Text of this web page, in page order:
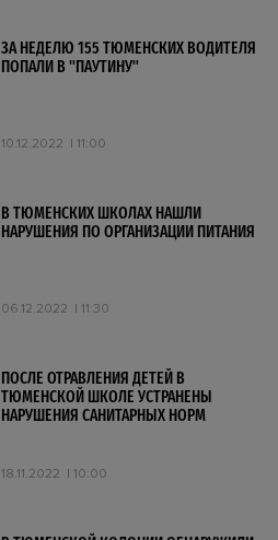
ЗА НЕДЕЛЮ 155 ТЮМЕНСКИХ ВОДИТЕЛЯ
ПОПАЛИ В "ПАУТИНУ"
10.12.2022 11:00
В ТЮМЕНСКИХ ШКОЛАХ НАШЛИ
НАРУШЕНИЯ ПО ОРГАНИЗАЦИИ ПИТАНИЯ
06.12.2022 11:30
ПОСЛЕ ОТРАВЛЕНИЯ ДЕТЕЙ В
ТЮМЕНСКОЙ ШКОЛЕ УСТРАНЕНЫ
НАРУШЕНИЯ САНИТАРНЫХ НОРМ
18.11.2022 10:00